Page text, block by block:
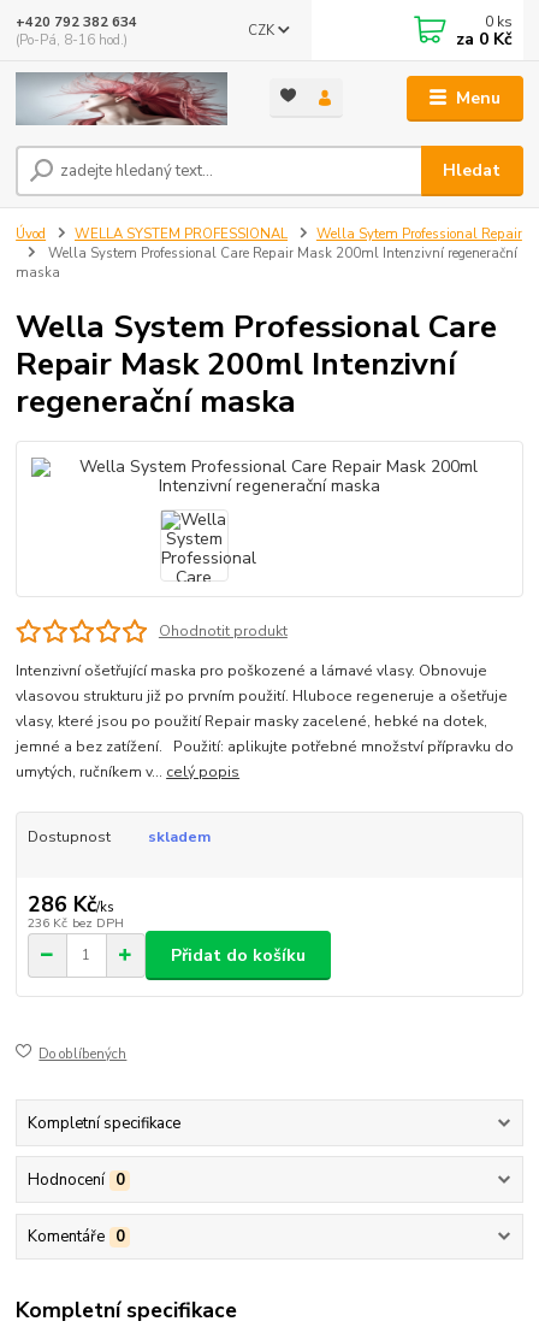
Menu
CZK
Hledat
+420 792 382 634
(Po-Pá, 8-16 hod.)
0 ks
za 0 Kč
Úvod WELLA SYSTEM PROFESSIONAL
Wella Sytem Professional Repair
Wella System Professional Care Repair Mask 200ml Intenzivní regenerační
maska
Wella System Professional Care
Repair Mask 200ml Intenzivní
regenerační maska
Ohodnotit produkt
Intenzivní ošetřující maska pro poškozené a lámavé vlasy. Obnovuje
vlasovou strukturu již po prvním použití. Hluboce regeneruje a ošetřuje
vlasy, které jsou po použití Repair masky zacelené, hebké na dotek,
jemné a bez zatížení. Použití: aplikujte potřebné množství přípravku do
umytých, ručníkem v... celý popis
Dostupnost skladem
286 Kč/ks
236 Kč bez DPH
Přidat do košíku
Do oblíbených
Kompletní specifikace
Hodnocení 0
Komentáře 0
Kompletní specifikace